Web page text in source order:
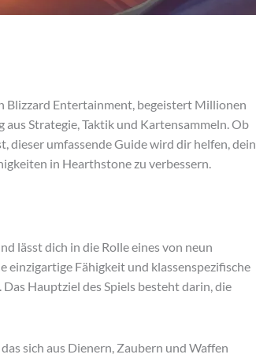
Blizzard Entertainment, begeistert Millionen
Strategie, Taktik und Kartensammeln. Ob
dieser umfassende Guide wird dir helfen, dein
in Hearthstone zu verbessern.
lässt dich in die Rolle eines von neun
einzigartige Fähigkeit und klassenspezifische
Hauptziel des Spiels besteht darin, die
sich aus Dienern, Zaubern und Waffen